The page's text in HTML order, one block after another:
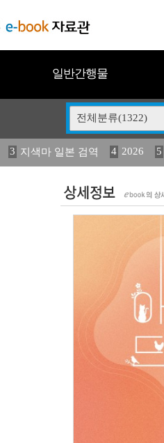
일반간행물
전체분류(1322)
3 지색마 일본 검역 4 2026 5